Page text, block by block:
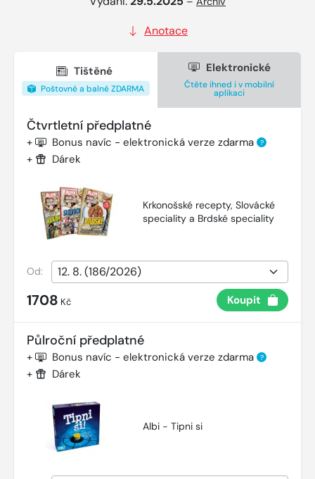
Anotace
Tištěné
Poštovné a balné ZDARMA
Elektronické
Čtěte ihned i v mobilní
aplikaci
Čtvrtletní předplatné
+ Bonus navíc - elektronická verze zdarma ?
+ Dárek
Krkonošské recepty, Slovácké
speciality a Brdské speciality
Od:
1708 Kč Koupit
Půlroční předplatné
+ Bonus navíc - elektronická verze zdarma ?
+ Dárek
Albi - Tipni si